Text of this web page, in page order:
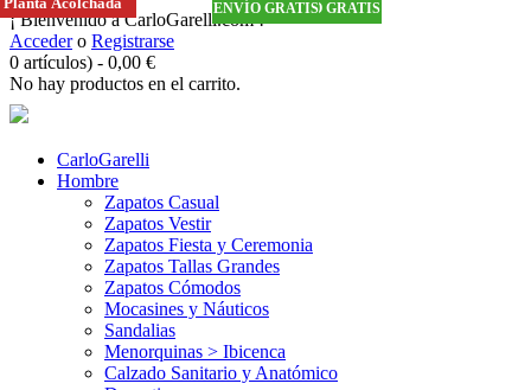
¡ Bienvenido a CarloGarelli.com !
Accedero Registrarse
0 artículos) - 0,00 €
No hay productos en el carrito.
CarloGarelli
Hombre
Zapatos Casual
Zapatos Vestir
Zapatos Fiesta y Ceremonia
Zapatos Tallas Grandes
Zapatos Cómodos
Mocasines y Náuticos
Sandalias
Menorquinas > Ibicenca
Calzado Sanitario y Anatómico
ENVÍO GRATIS
ENVÍO GRATIS
ENVÍO GRATIS
ENVÍO GRATIS
ENVÍO GRATIS
ENVÍO GRATIS